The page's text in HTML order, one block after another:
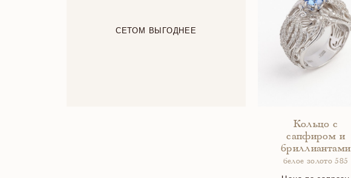
СЕТОМ ВЫГОДНЕЕ
Кольцо с
сапфиром и
бриллиантами
белое золото 585